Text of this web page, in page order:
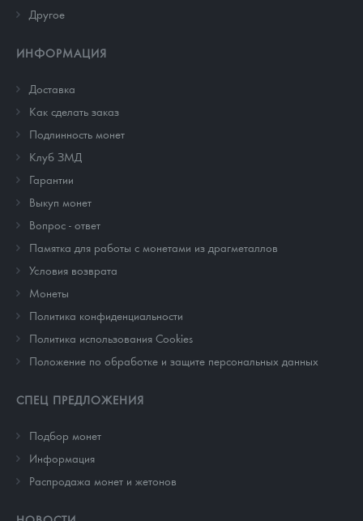
Другое
ИНФОРМАЦИЯ
Доставка
Как сделать заказ
Подлинность монет
Клуб ЗМД
Гарантии
Выкуп монет
Вопрос - ответ
Памятка для работы с монетами из драгметаллов
Условия возврата
Монеты
Политика конфиденциальности
Политика использования Cookies
Положение по обработке и защите персональных данных
СПЕЦ ПРЕДЛОЖЕНИЯ
Подбор монет
Информация
Распродажа монет и жетонов